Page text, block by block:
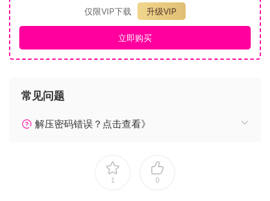
天狐大人
CV:红叶美兎
年龄：外观25岁，实际？ /身高：168cm
仅限VIP下载
升级VIP
立即购买
常见问题
解压密码错误？点击查看》
1 0